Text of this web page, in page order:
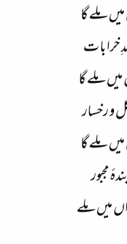
ملے گا
خرابات
ملے گا
و رخسار
ملے گا
مجبور
میں ملے​